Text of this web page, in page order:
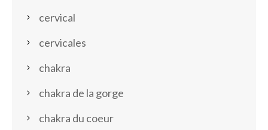
cervical
cervicales
chakra
chakra de la gorge
chakra du coeur